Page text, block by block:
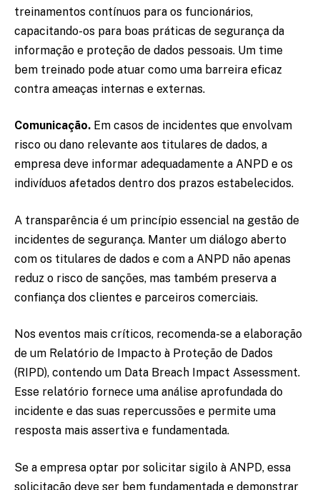
treinamentos contínuos para os funcionários,
capacitando-os para boas práticas de segurança da
informação e proteção de dados pessoais. Um time
bem treinado pode atuar como uma barreira eficaz
contra ameaças internas e externas.
Comunicação. Em casos de incidentes que envolvam
risco ou dano relevante aos titulares de dados, a
empresa deve informar adequadamente a ANPD e os
indivíduos afetados dentro dos prazos estabelecidos.
A transparência é um princípio essencial na gestão de
incidentes de segurança. Manter um diálogo aberto
com os titulares de dados e com a ANPD não apenas
reduz o risco de sanções, mas também preserva a
confiança dos clientes e parceiros comerciais.
Nos eventos mais críticos, recomenda-se a elaboração
de um Relatório de Impacto à Proteção de Dados
(RIPD), contendo um Data Breach Impact Assessment.
Esse relatório fornece uma análise aprofundada do
incidente e das suas repercussões e permite uma
resposta mais assertiva e fundamentada.
Se a empresa optar por solicitar sigilo à ANPD, essa
solicitação deve ser bem fundamentada e demonstrar